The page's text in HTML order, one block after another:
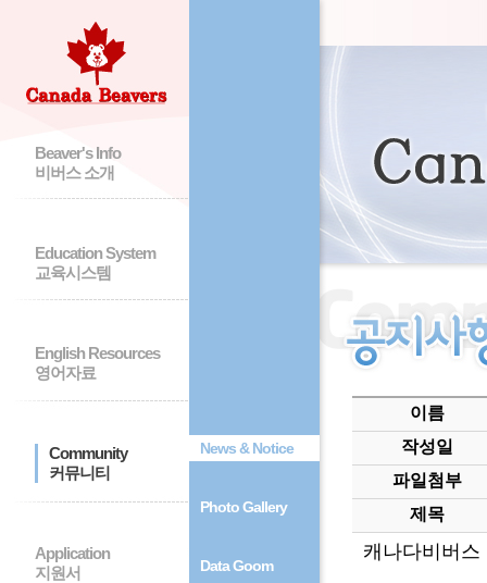
Beaver's Info
비버스 소개
Education System
교육시스템
English Resources
영어자료
Community
커뮤니티
News & Notice
Photo Gallery
Data Goom
Application
지원서
이름
작성일
파일첨부
제목
캐나다비버